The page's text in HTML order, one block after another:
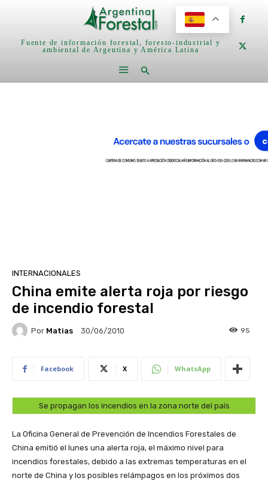
Fuente de información forestal, foresto-industrial y
ambiental de Argentina y América Latina
INTERNACIONALES
China emite alerta roja por riesgo
de incendio forestal
Por Matias 30/06/2010 95
Facebook X WhatsApp
Se propagan los incendios en la zona norte del país
La Oficina General de Prevención de Incendios Forestales de
China emitió el lunes una alerta roja, el máximo nivel para
incendios forestales, debido a las extremas temperaturas en el
norte de China y los posibles relámpagos en los próximos dos